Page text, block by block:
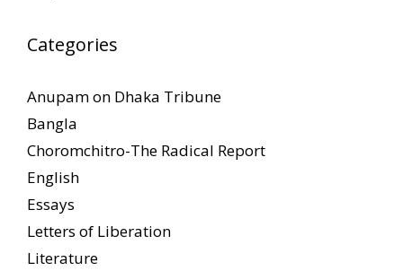
Categories
Anupam on Dhaka Tribune
Bangla
Choromchitro-The Radical Report
English
Essays
Letters of Liberation
Literature